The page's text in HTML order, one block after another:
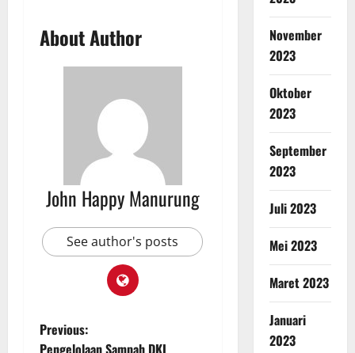
About Author
John Happy Manurung
See author's posts
Previous:
November
2023
Oktober
2023
September
2023
Juli 2023
Mei 2023
Maret 2023
Januari
2023